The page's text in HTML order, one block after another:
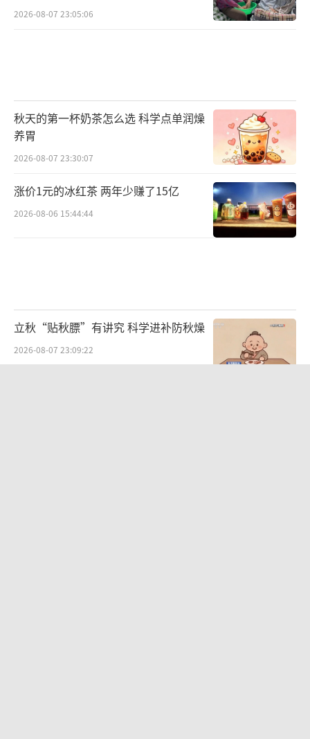
2026-08-07 23:05:06
秋天的第一杯奶茶怎么选 科学点单润燥
养胃
2026-08-07 23:30:07
涨价1元的冰红茶 两年少赚了15亿
2026-08-06 15:44:44
立秋“贴秋膘”有讲究 科学进补防秋燥
2026-08-07 23:09:22